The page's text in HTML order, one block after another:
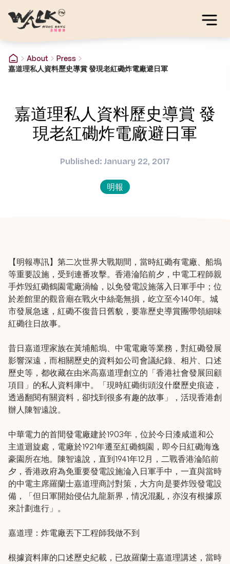
About
Press
嘉道理私人資料歷史導賞 發現老紅磡炸電廠避日軍
嘉道理私人資料歷史導賞 發
現老紅磡炸電廠避日軍
Published: January 22, 2017
明報
【明報專訊】第二次世界大戰期間，當時紅磡有電廠、船塢
等重要設施，受到連番攻擊。香港淪陷前夕，中電工程師親
手炸毁紅磡鶴園電廠渦輪，以免發電設施落入日軍手中；位
於差館里的觀音廟在戰火中絲毫無損，屹立至今140年。城
市發展急速，紅磡不復昔日舊貌，要靠歷史導賞團帶領細味
紅磡往日故事。
昔日嘉道理家族在黃埔船塢、中電電廠等業務，對紅磡發展
影響深遠，而相關歷史的資料如公司會議紀錄、相片、口述
歷史等，都收藏在由米高嘉道理創立的「香港社會發展回顧
項目」的私人資料庫中。「現時紅磡街頭沒什麼歷史痕迹，
透過翻閱有關資料，卻找到很多有趣的故事」，活現香港創
辦人陳智遠說。
中華電力的首間發電廠建於1903年，位於今日漆咸道和公
主道迴旋處，電廠於1921年遷至紅磡鶴園，即今日紅磡海逸
豪園所在地。陳智遠說，直到1941年12月，二戰香港淪陷前
夕，香港政府為免重要發電設施淪入日軍手中，一直與當時
的中電主席羅蘭士嘉道理商討對策，大方向是要炸毁發電設
備，「但日軍開始侵佔九龍新界，情况混亂，亦沒有根據原
來計劃進行」。
嘉道理：炸電廠丟下工程師我做不到
根據資料庫的口述歷史紀載，已故羅蘭士嘉道理講述，當時